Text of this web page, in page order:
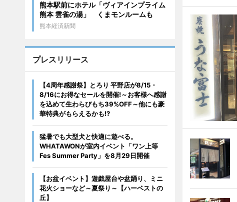
熊本駅前にホテル「ヴィアインプライム
熊本 雲雀の湯」 くまモンルームも
熊本経済新聞
プレスリリース
【4周年感謝祭】とろり 平野店が8/15・
8/16にお得なセールを開催!～お客様へ感謝
を込めて生わらびもち39%OFF～他にも豪
華特典がもらえるかも!?
猛暑でも大型犬と快適に遊べる。
WHATAWONが室内イベント「ワン上等
Fes Summer Party」を8月29日開催
【お盆イベント】遊戯屋台や盆踊り、ミニ
花火ショーなど～夏祭り～【ハーベストの
丘】